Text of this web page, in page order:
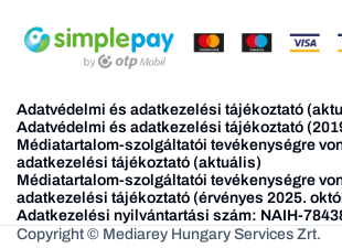
Adatvédelmi és adatkezelési tájékoztató
Adatvédelmi és adatkezelési tájékoztató
Médiatartalom-szolgáltatói tevékenységre
adatkezelési tájékoztató (aktuális)
Médiatartalom-szolgáltatói tevékenységre
adatkezelési tájékoztató (érvényes 2025.
Adatkezelési nyilvántartási szám: NAIH-
Copyright © Mediarey Hungary Services Zrt.